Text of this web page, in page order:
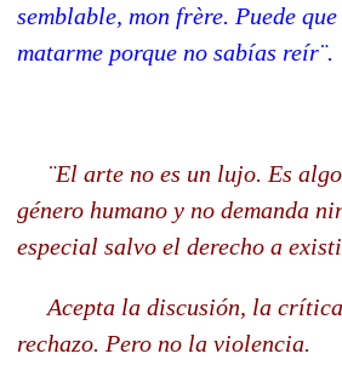
semblable, mon frère. Puede
matarme porque no sabías reír¨.
¨El arte no es un lujo. Es
género humano y no demanda
especial salvo el derecho a
Acepta la discusión, la
rechazo. Pero no la violencia.